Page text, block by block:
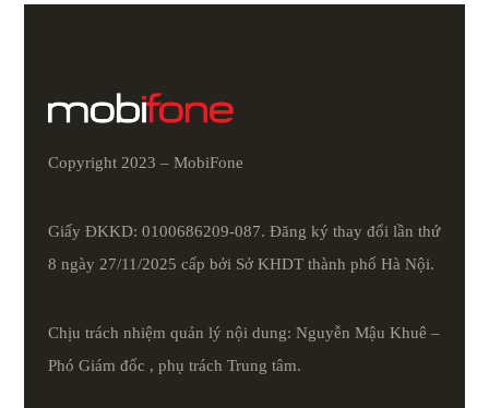
Copyright 2023 – MobiFone
Giấy ĐKKD: 0100686209-087. Đăng ký thay đổi lần thứ
8 ngày 27/11/2025 cấp bởi Sở KHDT thành phố Hà Nội.
Chịu trách nhiệm quản lý nội dung: Nguyễn Mậu Khuê –
Phó Giám đốc , phụ trách Trung tâm.